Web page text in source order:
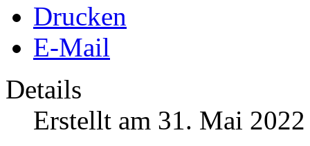
Drucken
E-Mail
Details
Erstellt am 31. Mai 2022